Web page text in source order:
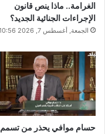
الغرامة.. ماذا ينص قانون
الإجراءات الجنائية الجديد؟
الجمعة, أغسطس 7, 2026 10:56 م
حسام موافي يحذر من تسمم